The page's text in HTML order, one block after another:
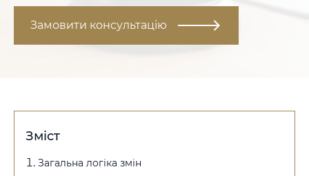
Замовити консультацію
Зміст
Загальна логіка змін